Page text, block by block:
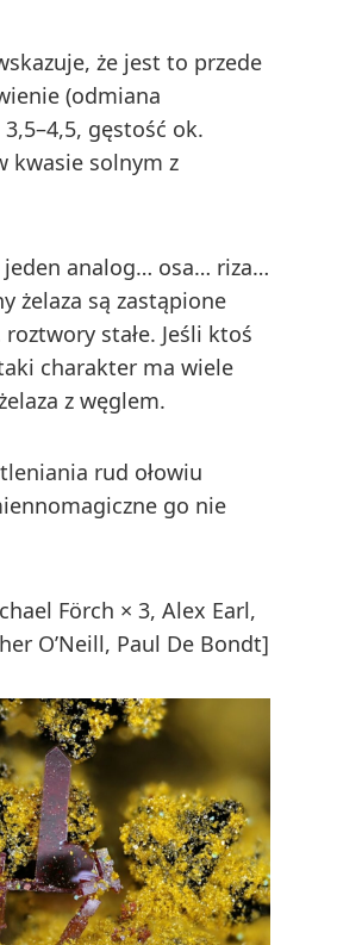
że jest to przede
(odmiana
gęstość ok.
kwasie solnym z
jeden analog… osa… riza…
żelaza są zastąpione
stałe. Jeśli ktoś
charakter ma wiele
z węglem.
rud ołowiu
go nie
Förch × 3, Alex Earl,
O’Neill, Paul De Bondt]